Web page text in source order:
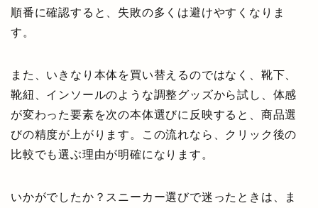
順番に確認すると、失敗の多くは避けやすくなりま
す。
また、いきなり本体を買い替えるのではなく、靴下、
靴紐、インソールのような調整グッズから試し、体感
が変わった要素を次の本体選びに反映すると、商品選
びの精度が上がります。この流れなら、クリック後の
比較でも選ぶ理由が明確になります。
いかがでしたか？スニーカー選びで迷ったときは、ま